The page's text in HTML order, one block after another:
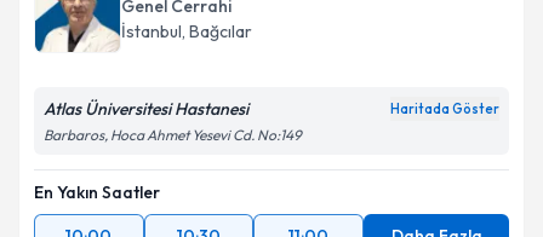
Genel Cerrahi
İstanbul, Bağcılar
Atlas Üniversitesi Hastanesi Haritada Göster
Barbaros, Hoca Ahmet Yesevi Cd. No:149
En Yakın Saatler